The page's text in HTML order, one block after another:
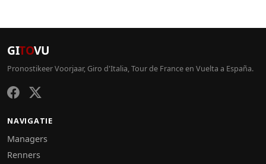
GITOVU
Pronostikeer Voorjaar, Giro d'Italia, Tour de France en Vuelta a España.
NAVIGATIE
Managers
Renners